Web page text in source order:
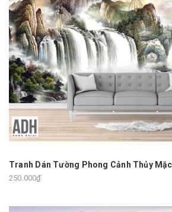
Tranh Dán Tường Phong Cảnh Thủy
250.000₫